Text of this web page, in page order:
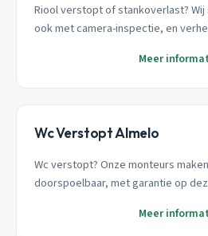
Riool verstopt of stankoverlast?
ook met camera-inspectie, en
Meer
Wc Verstopt Almelo
Wc verstopt? Onze monteurs
doorspoelbaar, met garantie op
Meer